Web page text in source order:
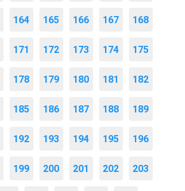
164 165 166 167 168
171 172 173 174 175
178 179 180 181 182
185 186 187 188 189
192 193 194 195 196
199 200 201 202 203